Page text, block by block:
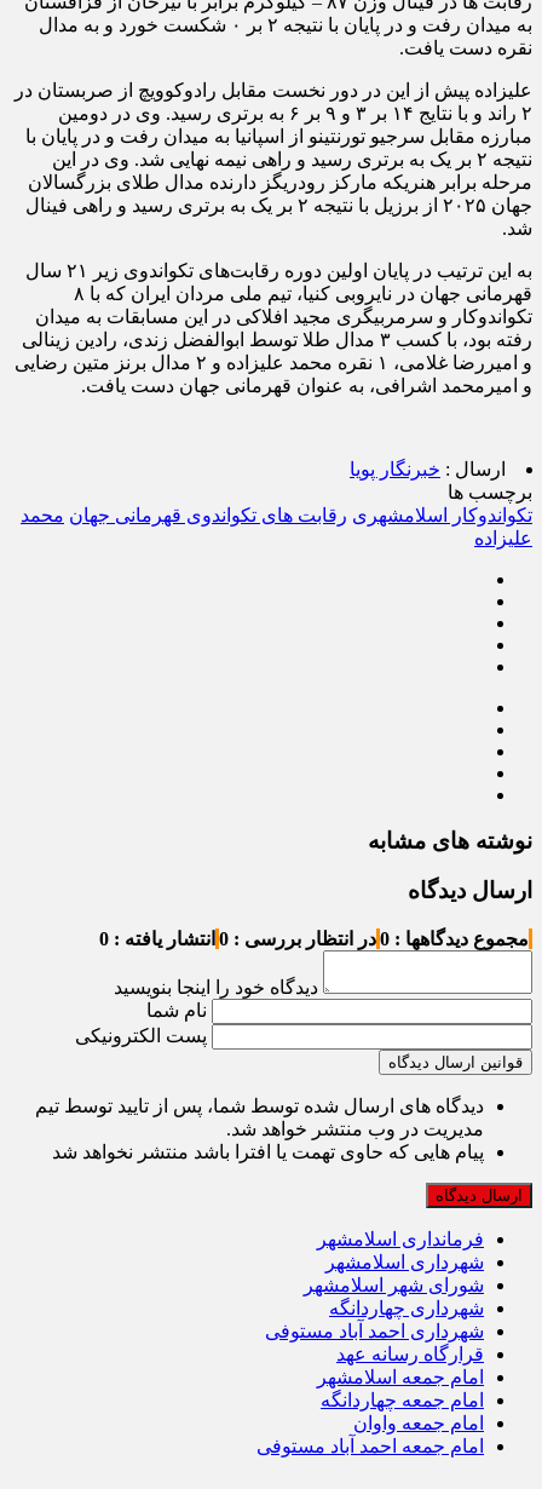
به میدان رفت و در پایان با نتیجه ۲ بر ۰ شکست خورد و به مدال
نقره دست یافت.
علیزاده پیش از این در دور نخست مقابل رادوکوویچ از صربستان در
۲ راند و با نتایج ۱۴ بر ۳ و ۹ بر ۶ به برتری رسید. وی در دومین
مبارزه مقابل سرجیو تورنتینو از اسپانیا به میدان رفت و در پایان با
نتیجه ۲ بر یک به برتری رسید و راهی نیمه نهایی شد. وی در این
مرحله برابر هنریکه مارکز رودریگز دارنده مدال طلای بزرگسالان
جهان ۲۰۲۵ از برزیل با نتیجه ۲ بر یک به برتری رسید و راهی فینال
شد.
به این ترتیب در پایان اولین دوره رقابت‌های تکواندوی زیر ۲۱ سال
قهرمانی جهان در نایروبی کنیا، تیم ملی مردان ایران که با ۸
تکواندوکار و سرمربیگری مجید افلاکی در این مسابقات به میدان
رفته بود، با کسب ۳ مدال طلا توسط ابوالفضل زندی، رادین زینالی
و امیررضا غلامی، ۱ نقره محمد علیزاده و ۲ مدال برنز متین رضایی
و امیرمحمد اشرافی، به عنوان قهرمانی جهان دست یافت.
ارسال : خبرنگار پویا
برچسب ها
تکواندوکار اسلامشهری رقابت های تکواندوی قهرمانی جهان محمد
علیزاده
نوشته های مشابه
ارسال دیدگاه
مجموع دیدگاهها : 0 در انتظار بررسی : 0 انتشار یافته : 0
دیدگاه خود را اینجا بنویسید
نام شما
پست الکترونیکی
قوانین ارسال دیدگاه
دیدگاه های ارسال شده توسط شما، پس از تایید توسط تیم
مدیریت در وب منتشر خواهد شد.
پیام هایی که حاوی تهمت یا افترا باشد منتشر نخواهد شد
فرمانداری اسلامشهر
شهرداری اسلامشهر
شورای شهر اسلامشهر
شهرداری چهاردانگه
شهرداری احمد آباد مستوفی
قرارگاه رسانه عهد
امام جمعه اسلامشهر
امام جمعه چهاردانگه
امام جمعه واوان
امام جمعه احمد آباد مستوفی